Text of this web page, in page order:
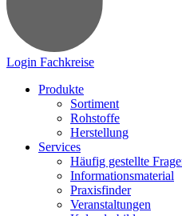
Login Fachkreise
Produkte
Sortiment
Rohstoffe
Herstellung
Services
Häufig gestellte
Informationsmaterial
Praxisfinder
Veranstaltungen